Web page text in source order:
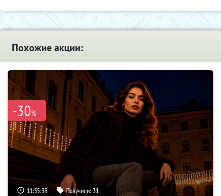
Похожие акции:
-30%
11:35:32 Получили: 31